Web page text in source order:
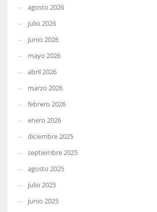
agosto 2026
julio 2026
junio 2026
mayo 2026
abril 2026
marzo 2026
febrero 2026
enero 2026
diciembre 2025
septiembre 2025
agosto 2025
julio 2025
junio 2025